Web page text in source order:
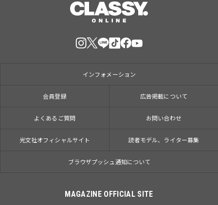
インフォメーション
会員登録 広告掲載について
よくあるご質問 お問い合わせ
光文社オフィシャルサイト 読者モデル、ライター募集
ブラウザプッシュ通知について
MAGAZINE OFFICIAL SITE